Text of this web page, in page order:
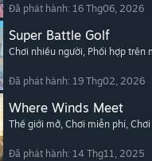
Đã phát hành: 16 Thg06, 2026
Super Battle Golf
Chơi nhiều người, Phối hợp trên
Đã phát hành: 19 Thg02, 2026
Where Winds Meet
Thế giới mở, Chơi miễn phí,
Đã phát hành: 14 Thg11, 2025